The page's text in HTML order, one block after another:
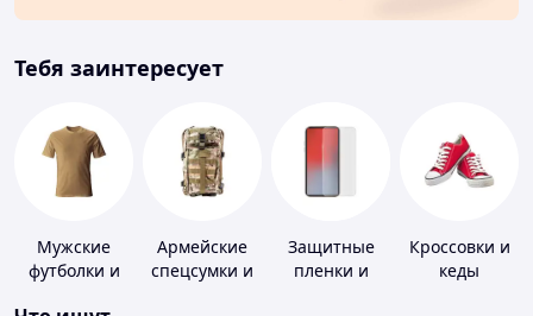
Тебя заинтересует
Мужские
футболки и
Армейские
спецсумки и
Защитные
пленки и
Кроссовки и
кеды